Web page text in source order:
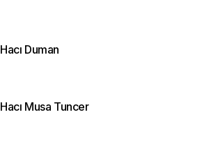
Hacı Duman
Hacı Musa Tuncer